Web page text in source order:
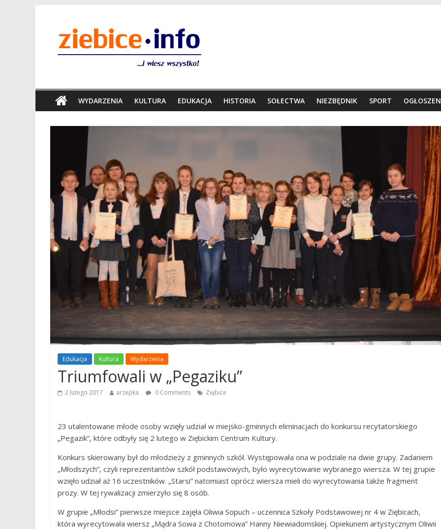
WYDARZENIA KULTURA EDUKACJA HISTORIA SOŁECTWA NIEZBĘDNIK SPORT
Edukacja Kultura Wydarzenia
Triumfowali w „Pegaziku”
2 lutego 2017 arzepka 0 Comments Ziębice
23 utalentowane młode osoby wzięły udział w miejsko-gminnych eliminacjach do konkursu recytatorskiego
„Pegazik”, które odbyły się 2 lutego w Ziębickim Centrum Kultury.
Konkurs skierowany był do młodzieży z gminnych szkół. Występowała ona w podziale na dwie grupy. Zadaniem
„Młodszych”, czyli reprezentantów szkół podstawowych, było wyrecytowanie wybranego wiersza. W tej grupie
wzięło udział aż 16 uczestników. „Starsi” natomiast oprócz wiersza mieli do wyrecytowania także fragment
prozy. W tej rywalizacji zmierzyło się 8 osób.
W grupie „Młodsi” pierwsze miejsce zajęła Oliwia Sopuch – uczennica Szkoły Podstawowej nr 4 w Ziębicach,
która wyrecytowała wiersz „Mądra Sowa z Chotomowa” Hanny Niewiadomskiej. Opiekunem artystycznym Oliwii